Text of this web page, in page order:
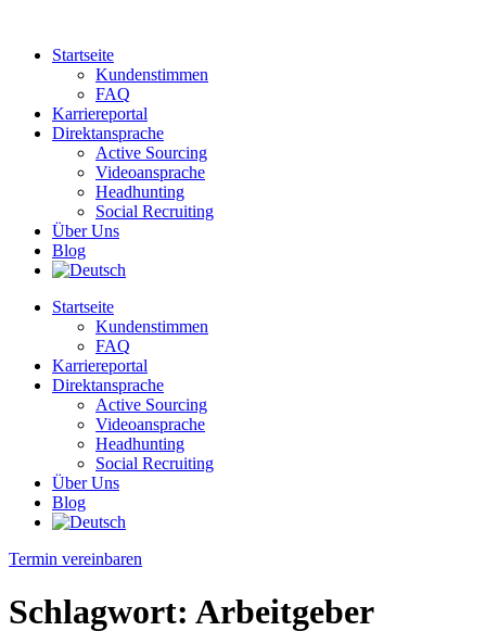
springenStartseite
Kundenstimmen
FAQ
Karriereportal
Direktansprache
Active Sourcing
Videoansprache
Headhunting
Social Recruiting
Über Uns
Blog
Startseite
Kundenstimmen
FAQ
Karriereportal
Direktansprache
Active Sourcing
Videoansprache
Headhunting
Social Recruiting
Über Uns
Blog
Termin vereinbaren
Schlagwort: Arbeitgeber